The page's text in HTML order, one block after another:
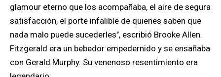
glamour eterno que los acompañaba, el aire de segura
satisfacción, el porte infalible de quienes saben que
nada malo puede sucederles’’, escribió Brooke Allen.
Fitzgerald era un bebedor empedernido y se ensañaba
con Gerald Murphy. Su venenoso resentimiento era